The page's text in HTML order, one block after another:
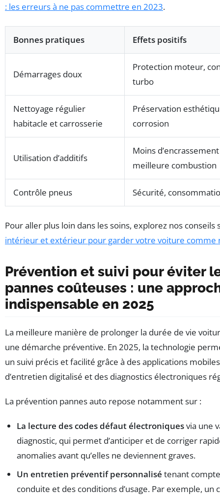
: les erreurs à ne pas commettre en 2023.
Bonnes pratiques Effets positifs
Démarrages doux
Protection moteur,
turbo
Nettoyage régulier
habitacle et carrosserie
Préservation
corrosion
Utilisation d’additifs
Moins
meilleure combustion
Contrôle pneus Sécurité,
Pour aller plus loin dans les soins, explorez nos conseils
intérieur et extérieur pour garder votre voiture comme
Prévention et suivi pour éviter
pannes coûteuses : une
indispensable en 2025
La meilleure manière de prolonger la durée de vie
une démarche préventive. En 2025, la technologie
un suivi précis et facilité grâce à des applications
d’entretien digitalisé et des diagnostics électroniques
La prévention pannes auto repose notamment sur :
La lecture des codes défaut électroniquesvia une
diagnostic, qui permet d’anticiper et de corriger
anomalies avant qu’elles ne deviennent graves.
Un entretien préventif personnalisé tenant
conduite et des conditions d’usage. Par exemple, un